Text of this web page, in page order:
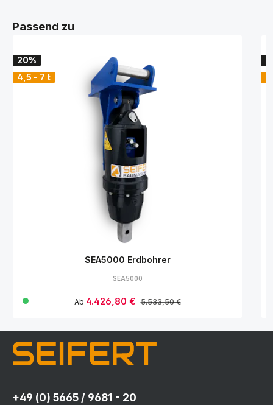
Passend zu
20%
4,5 - 7 t
SEA5000 Erdbohrer
SEA5000
Verkaufspreis:
Ab 4.426,80 € Regulärer Preis:
5.533,50 €
+49 (0) 5665 / 9681 - 20